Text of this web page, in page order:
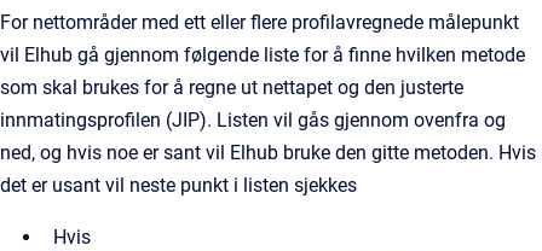
For nettområder med ett eller flere profilavregnede målepunkt
vil Elhub gå gjennom følgende liste for å finne hvilken metode
som skal brukes for å regne ut nettapet og den justerte
innmatingsprofilen (JIP). Listen vil gås gjennom ovenfra og
ned, og hvis noe er sant vil Elhub bruke den gitte metoden. Hvis
det er usant vil neste punkt i listen sjekkes
Hvis